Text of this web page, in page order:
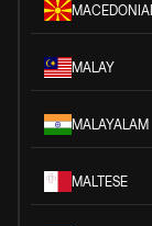
MALAY
MALAYALAM
MALTESE